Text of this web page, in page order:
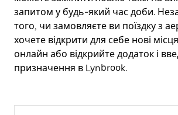
запитом у будь-який час доби.
того, чи замовляєте ви поїздку з
хочете відкрити для себе нові
онлайн або відкрийте додаток і
призначення в Lynbrook.